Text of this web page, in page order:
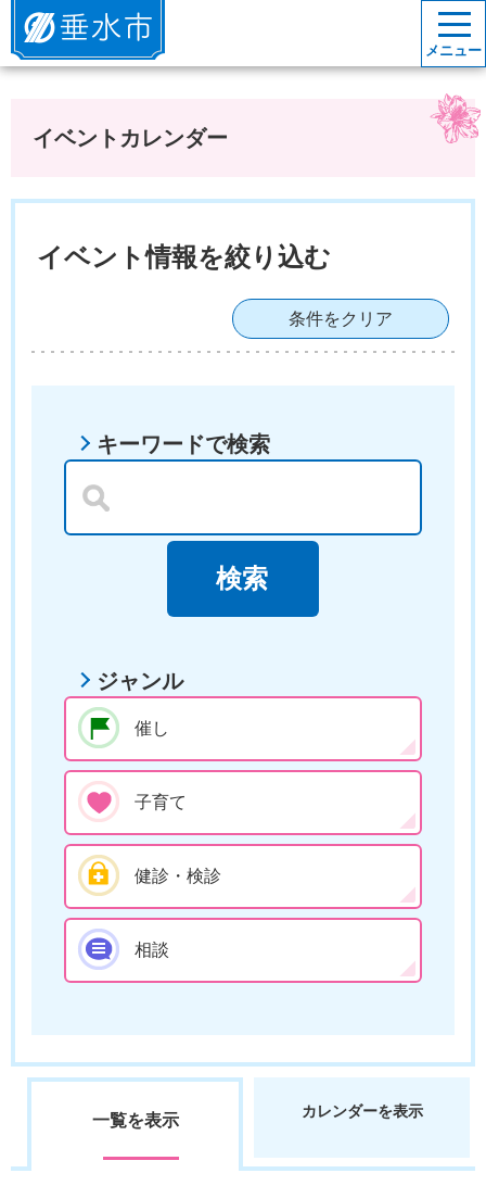
垂水市
メニュー
イベントカレンダー
イベント情報を絞り込む
条件をクリア
キーワードで検索
ジャンル
催し
子育て
健診・検診
相談
一覧を表示 カレンダーを表示